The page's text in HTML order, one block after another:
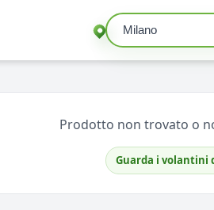
Prodotto non trovato o
Guarda i volantini